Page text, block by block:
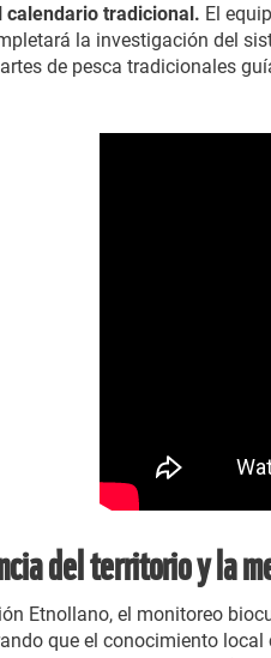
calendario tradicional. El
la investigación del
de pesca tradicionales
del territorio y la
Etnollano, el monitoreo
que el conocimiento